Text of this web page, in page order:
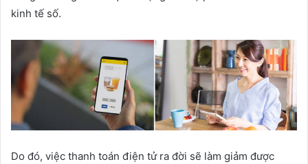
kinh tế số.
Do đó, việc thanh toán điện tử ra đời sẽ làm giảm được